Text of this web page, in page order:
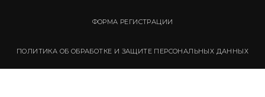
ФОРМА РЕГИСТРАЦИИ
ПОЛИТИКА ОБ ОБРАБОТКЕ И ЗАЩИТЕ ПЕРСОНАЛЬНЫХ ДАННЫХ